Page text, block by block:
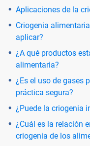
Aplicaciones de la
Criogenia
aplicar?
¿A qué productos
alimentaria?
¿Es el uso de gases
práctica segura?
¿Puede la criogenia
¿Cuál es la relación
criogenia de los